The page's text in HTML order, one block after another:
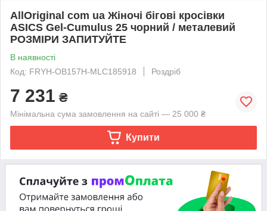
AllOriginal com ua Жіночі бігові кросівки
ASICS Gel-Cumulus 25 чорний / металевий
РОЗМІРИ ЗАПИТУЙТЕ
В наявності
Код: FRYH-OB157H-MLC185918
Роздріб
7 231 ₴
Мінімальна сума замовлення на сайті — 25 000 ₴
Купити